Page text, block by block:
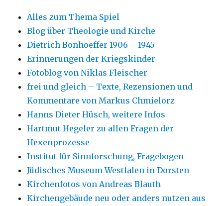
Alles zum Thema Spiel
Blog über Theologie und Kirche
Dietrich Bonhoeffer 1906 – 1945
Erinnerungen der Kriegskinder
Fotoblog von Niklas Fleischer
frei und gleich – Texte, Rezensionen und
Kommentare von Markus Chmielorz
Hanns Dieter Hüsch, weitere Infos
Hartmut Hegeler zu allen Fragen der
Hexenprozesse
Institut für Sinnforschung, Fragebogen
Jüdisches Museum Westfalen in Dorsten
Kirchenfotos von Andreas Blauth
Kirchengebäude neu oder anders nutzen aus